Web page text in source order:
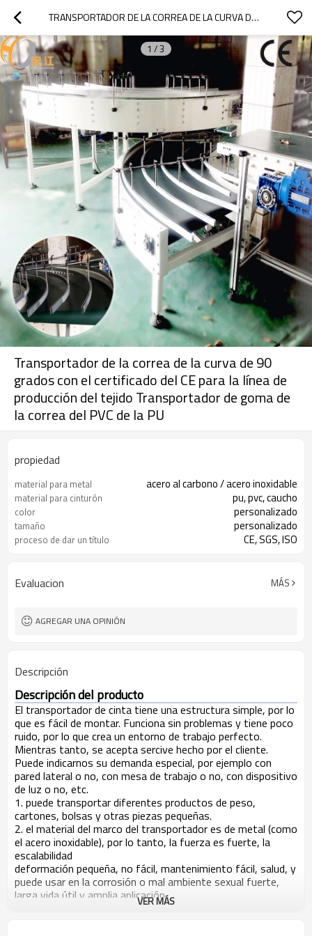
TRANSPORTADOR DE LA CORREA DE LA CURVA DE 90 GRADOS CON EL CERTIFICADO DEL CE PARA LA LÍNEA DE PRODUCCIÓN DEL TEJIDO TRANSPORTADOR DE GOMA DE LA CORREA DEL PVC DE LA PU
1 /3
Transportador de la correa de la curva de 90
grados con el certificado del CE para la línea de
producción del tejido Transportador de goma de
la correa del PVC de la PU
propiedad
material para metal acero al carbono / acero inoxidable
material para cinturón pu, pvc, caucho
color personalizado
tamaño personalizado
proceso de dar un título CE, SGS, ISO
Evaluacion MÁS
AGREGAR UNA OPINIÓN
Descripción
Descripción del producto
El transportador de cinta tiene una estructura simple, por lo
que es fácil de montar. Funciona sin problemas y tiene poco
ruido, por lo que crea un entorno de trabajo perfecto.
Mientras tanto, se acepta sercive hecho por el cliente.
Puede indicarnos su demanda especial, por ejemplo con
pared lateral o no, con mesa de trabajo o no, con dispositivo
de luz o no, etc.
1. puede transportar diferentes productos de peso,
cartones, bolsas y otras piezas pequeñas.
2. el material del marco del transportador es de metal (como
el acero inoxidable), por lo tanto, la fuerza es fuerte, la
escalabilidad
deformación pequeña, no fácil, mantenimiento fácil, salud, y
puede usar en la corrosión o mal ambiente sexual fuerte,
larga vida útil y amplia aplicación.
3. Es aplicable a alimentos, alimentos no básicos, líneas de
VER MÁS